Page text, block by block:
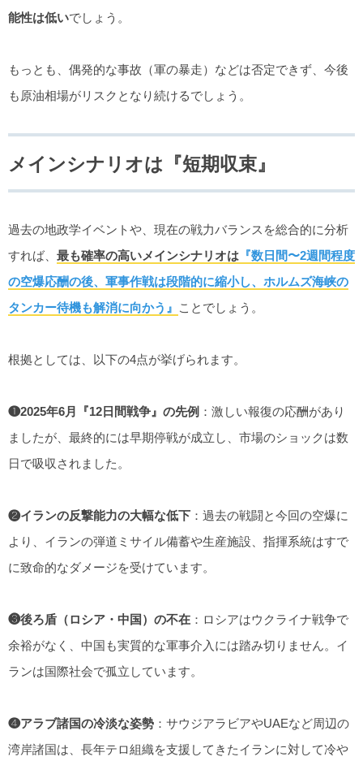
能性は低いでしょう。
もっとも、偶発的な事故（軍の暴走）などは否定できず、今後
も原油相場がリスクとなり続けるでしょう。
メインシナリオは『短期収束』
過去の地政学イベントや、現在の戦力バランスを総合的に分析
すれば、 最も確率の高いメインシナリオは 『数日間〜2週間程度
の空爆応酬の後、軍事作戦は段階的に縮小し、ホルムズ海峡の
タンカー待機も解消に向かう』 ことでしょう。
根拠としては、以下の4点が挙げられます。
❶2025年6月『12日間戦争』の先例 ：激しい報復の応酬があり
ましたが、最終的には早期停戦が成立し、市場のショックは数
日で吸収されました。
❷イランの反撃能力の大幅な低下 ：過去の戦闘と今回の空爆に
より、イランの弾道ミサイル備蓄や生産施設、指揮系統はすで
に致命的なダメージを受けています。
❸後ろ盾（ロシア・中国）の不在 ：ロシアはウクライナ戦争で
余裕がなく、中国も実質的な軍事介入には踏み切りません。イ
ランは国際社会で孤立しています。
❹アラブ諸国の冷淡な姿勢 ：サウジアラビアやUAEなど周辺の
湾岸諸国は、長年テロ組織を支援してきたイランに対して冷や